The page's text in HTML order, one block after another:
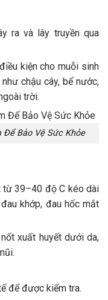
ra và lây truyền qua
kiện cho muỗi sinh
chậu cây, bể nước,
trời.
Để Bảo Vệ Sức Khỏe
39–40 độ C kéo dài
khớp, đau hốc mắt
xuất huyết dưới da,
để được kiểm tra.